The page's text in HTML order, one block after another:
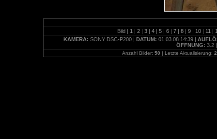
Bild | 1 | 2 | 3 | 4 | 5 | 6 | 7 | 8 | 9 | 10 | 11 |
KAMERA: SONY DSC-P200 | DATUM: 01.03.08 14:39 |
ÖFFNUNG: 3.2
Anzahl Bilder: 50 | Letzte Aktualisierung: